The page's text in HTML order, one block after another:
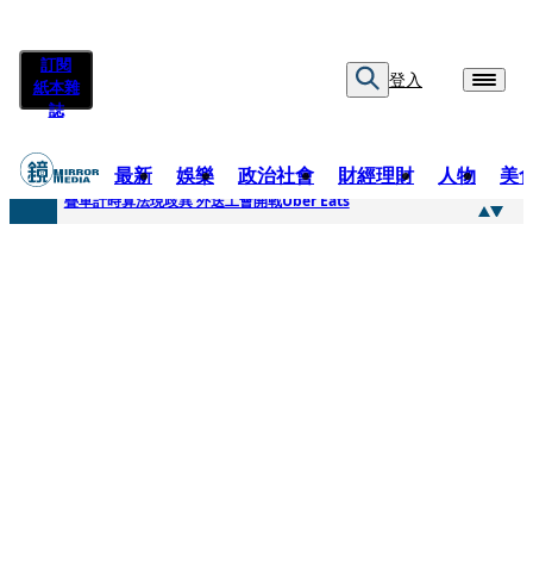
訂閱
紙本雜
誌
登入
最新 娛樂 政治社會 財經理財 人物 美
快訊
疊單計時算法現歧異 外送工會開戰Uber Eats